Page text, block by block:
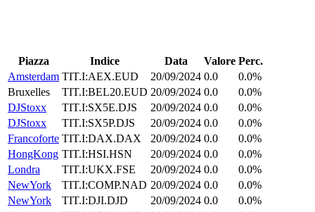
Piazza Indice Data Valore Perc.
Amsterdam TIT.I:AEX.EUD 20/09/2024 0.0
0.0%
Bruxelles
TIT.I:BEL20.EUD 20/09/2024 0.0
0.0%
DJStoxx
TIT.I:SX5E.DJS 20/09/2024 0.0
0.0%
DJStoxx
TIT.I:SX5P.DJS 20/09/2024 0.0
0.0%
Francoforte TIT.I:DAX.DAX 20/09/2024 0.0
0.0%
HongKong TIT.I:HSI.HSN 20/09/2024 0.0
0.0%
Londra
TIT.I:UKX.FSE 20/09/2024 0.0
0.0%
NewYork
TIT.I:COMP.NAD 20/09/2024 0.0
0.0%
NewYork
TIT.I:DJI.DJD 20/09/2024 0.0
0.0%